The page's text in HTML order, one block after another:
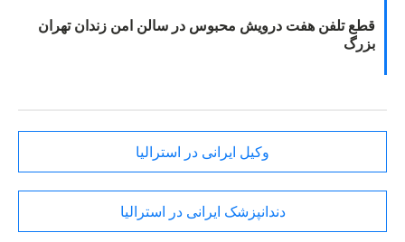
قطع تلفن هفت درویش محبوس در سالن امن زندان تهران
بزرگ
وکیل ایرانی در استرالیا
دندانپزشک ایرانی در استرالیا